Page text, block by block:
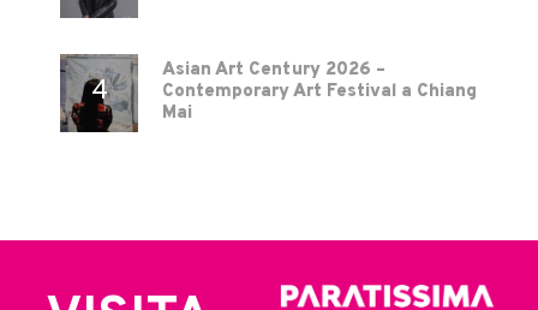
Asian Art Century 2026 –
Contemporary Art Festival a Chiang
Mai